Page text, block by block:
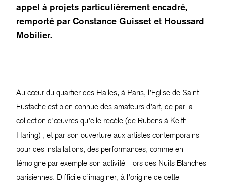
appel à projets particulièrement encadré,
remporté par Constance Guisset et Houssard
Mobilier.
Au cœur du quartier des Halles, à Paris, l’Eglise de Saint-
Eustache est bien connue des amateurs d’art, de par la
collection d’œuvres qu’elle recèle (de Rubens à Keith
Haring) , et par son ouverture aux artistes contemporains
pour des installations, des performances, comme en
témoigne par exemple son activité lors des Nuits Blanches
parisiennes. Difficile d’imaginer, à l’origine de cette